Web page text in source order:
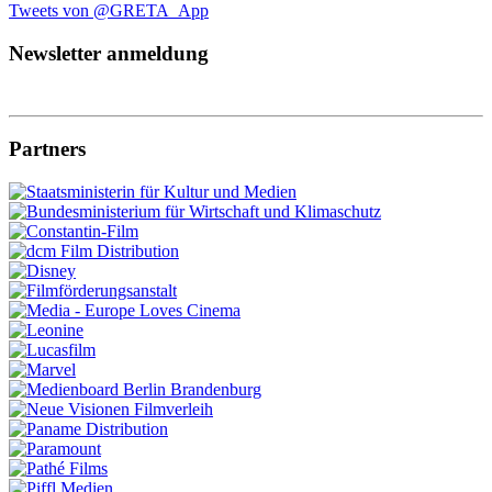
Tweets von @GRETA_App
Newsletter anmeldung
Partners